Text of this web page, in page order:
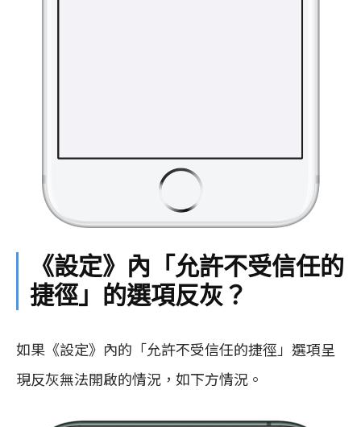
《設定》內「允許不受信任的
捷徑」的選項反灰？
如果《設定》內的「允許不受信任的捷徑」選項呈
現反灰無法開啟的情況，如下方情況。